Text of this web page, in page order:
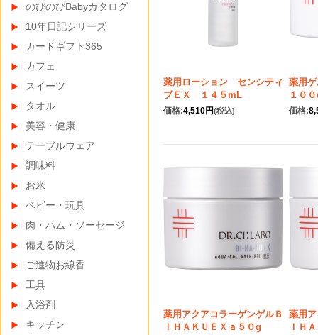
薬用ローション センシティ
ブＥＸ １４５mL
価格:4,510円(税込)
薬用
１０
価格:
薬用アクアコラーゲンゲルＢ
ＩＨＡＫＵＥＸａ５０g
薬用
ＩＨ
のびのびBabyカタログ
10年日記シリーズ
カードギフト365
カフェ
スイーツ
タオル
美容・健康
テーブルウェア
調味料
お米
ベビー・玩具
肉・ハム・ソーセージ
備える防災
ご進物お線香
工具
入浴剤
キッチン